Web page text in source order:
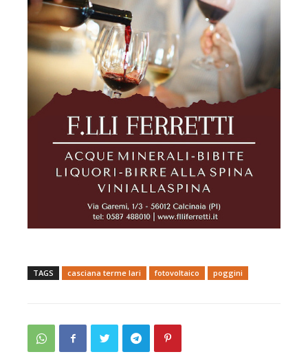
TAGS casciana terme lari fotovoltaico poggini